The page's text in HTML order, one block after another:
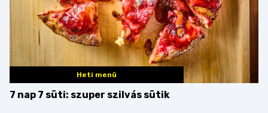
Heti menü
7 nap 7 süti: szuper szilvás sütik